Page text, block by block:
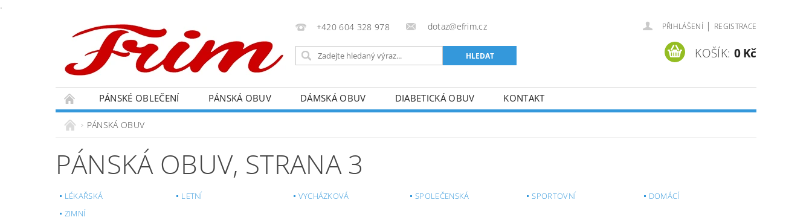
.
+420 604 328 978 dotaz@efrim.cz PŘIHLÁŠENÍ | REGISTRACE
KOŠÍK: 0 Kč
PÁNSKÉ OBLEČENÍ PÁNSKÁ OBUV DÁMSKÁ OBUV DIABETICKÁ OBUV KONTAKT
PÁNSKÁ OBUV
PÁNSKÁ OBUV, STRANA 3
LÉKAŘSKÁ LETNÍ VYCHÁZKOVÁ SPOLEČENSKÁ SPORTOVNÍ
DOMÁCÍ
ZIMNÍ